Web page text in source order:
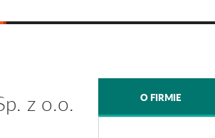
z o.o. O FIRMIE